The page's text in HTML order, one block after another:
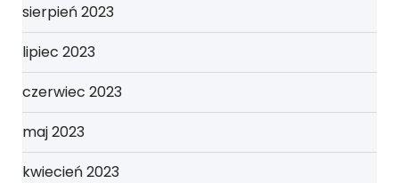
sierpień 2023
lipiec 2023
czerwiec 2023
maj 2023
kwiecień 2023